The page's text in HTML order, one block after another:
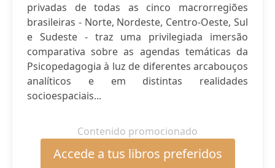
privadas de todas as cinco macrorregiões
brasileiras - Norte, Nordeste, Centro-Oeste, Sul
e Sudeste - traz uma privilegiada imersão
comparativa sobre as agendas temáticas da
Psicopedagogia à luz de diferentes arcabouços
analíticos e em distintas realidades
socioespaciais...
Contenido promocionado
Accede a tus libros preferidos